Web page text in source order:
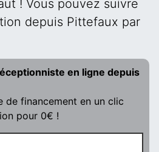
! Vous pouvez suivre
depuis Pittefaux par
en ligne depuis
de financement en un clic
pour 0€ !